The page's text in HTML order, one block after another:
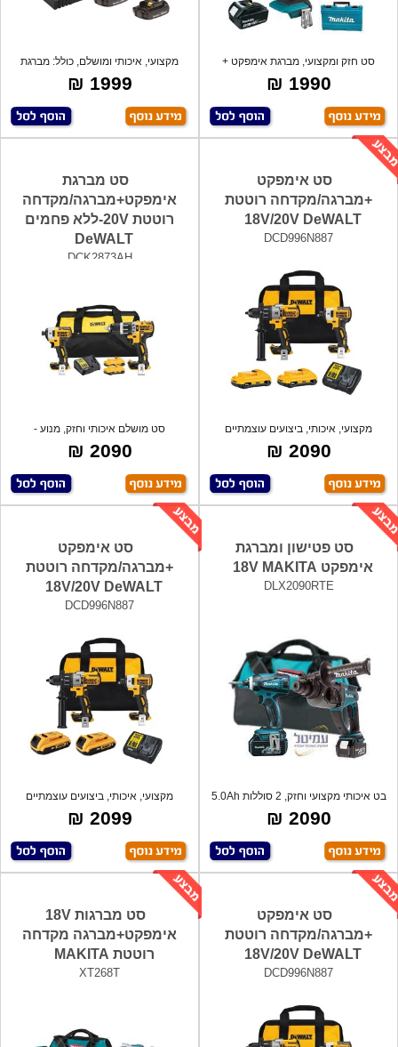
סט חזק ומקצועי, מברגת אימפקט +
מברגה/מקד
1990 ₪
מקצועי, איכותי ומושלם, כולל: מברגת
אימפק
1999 ₪
סט אימפקט
+מברגה/מקדחה רוטטת
18V/20V DeWALT
DCD996N887
מקצועי, איכותי, ביצועים עוצמתיים
מתאימים
2090 ₪
סט מברגת
אימפקט+מברגה/מקדחה
רוטטת 20V-ללא פחמים
DeWALT
DCK2873AH
סט מושלם איכותי וחזק, מנוע -
BRUSHLESS לל
2090 ₪
סט פטישון ומברגת
אימפקט 18V MAKITA
DLX2090RTE
בט איכותי מקצועי וחזק, 2 סוללות 5.0Ah
ל
2090 ₪
סט אימפקט
+מברגה/מקדחה רוטטת
18V/20V DeWALT
DCD996N887
מקצועי, איכותי, ביצועים עוצמתיים
מתאימים
2099 ₪
סט אימפקט
+מברגה/מקדחה רוטטת
18V/20V DeWALT
DCD996N887
סט מברגות 18V
אימפקט+מברגה מקדחה
רוטטת MAKITA
XT268T